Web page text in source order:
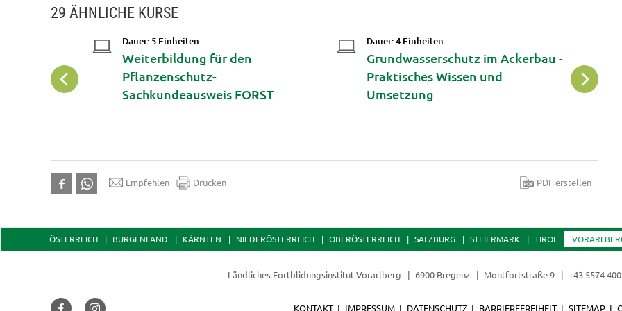
29 ÄHNLICHE KURSE
Dauer: 5 Einheiten
Weiterbildung für den
Pflanzenschutz-
Sachkundeausweis FORST
Dauer: 4 Einheiten
Grundwasserschutz im Ackerbau -
Praktisches Wissen und
Umsetzung
Empfehlen Drucken PDF erstellen
ÖSTERREICH BURGENLAND KÄRNTEN NIEDERÖSTERREICH OBERÖSTERREICH SALZBURG STEIERMARK TIROL
Ländliches Fortblidungsinstitut Vorarlberg 6900 Bregenz Montfortstraße 9 +43 5574
KONTAKT IMPRESSUM DATENSCHUTZ BARRIEREFREIHEIT SITEMAP